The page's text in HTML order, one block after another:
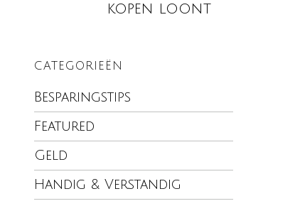
kopen loont
CATEGORIEËN
Besparingstips
Featured
Geld
Handig & Verstandig